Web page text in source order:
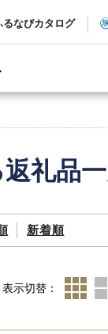
るなびカタログ
礼品
新着順
表示切替：